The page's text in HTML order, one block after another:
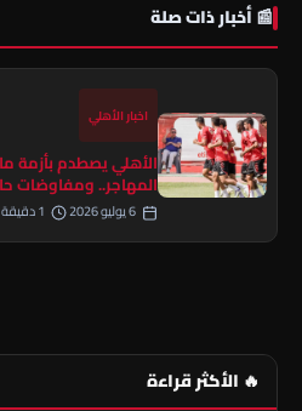
📰 أخبار ذات صلة
اخبار الأهلي
الأهلي يصطدم بأزمة
المهاجر.. ومفاوضات
🔥 الأكثر قراءة